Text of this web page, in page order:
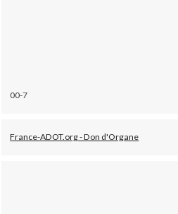
00-7
France-ADOT.org - Don d'Organe